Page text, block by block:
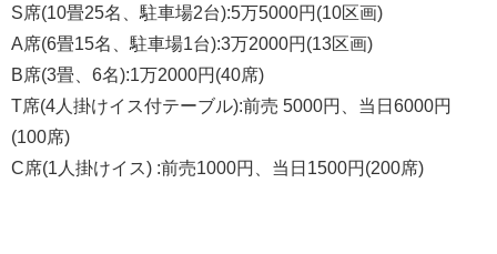
S席(10畳25名、駐車場2台):5万5000円(10区画)
A席(6畳15名、駐車場1台):3万2000円(13区画)
B席(3畳、6名):1万2000円(40席)
T席(4人掛けイス付テーブル):前売 5000円、当日6000円
(100席)
C席(1人掛けイス) :前売1000円、当日1500円(200席)